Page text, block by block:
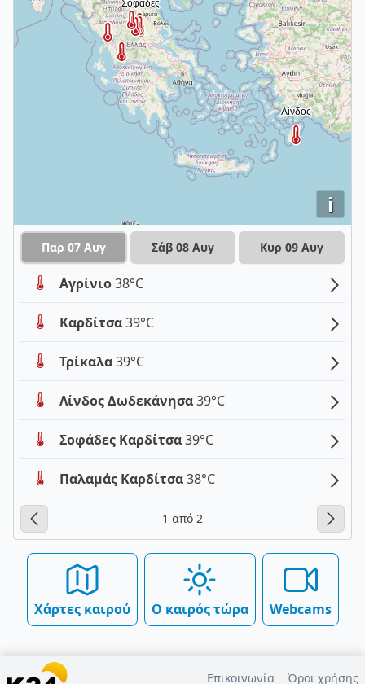
i
Παρ 07 Αυγ Σάβ 08 Αυγ Κυρ 09 Αυγ
Αγρίνιο38°C
Καρδίτσα39°C
Τρίκαλα39°C
Λίνδος Δωδεκάνησα39°C
Σοφάδες Καρδίτσα39°C
Παλαμάς Καρδίτσα38°C
1 από 2
Χάρτες καιρού Ο καιρός τώρα Webcams
Επικοινωνία Όροι χρήσης